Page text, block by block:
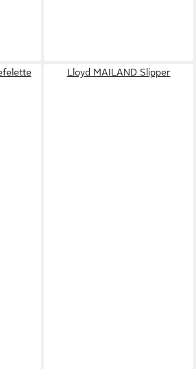
Lloyd MAILAND Slipper